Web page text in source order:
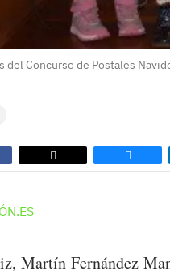
del Concurso de Postales
Martín Fernández